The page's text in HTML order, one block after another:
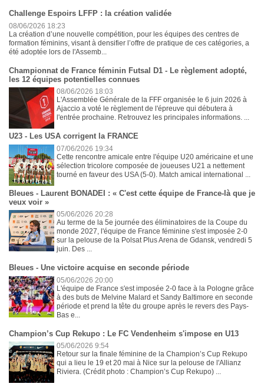
Challenge Espoirs LFFP : la création validée
08/06/2026 18:23
La création d’une nouvelle compétition, pour les équipes des centres de
formation féminins, visant à densifier l’offre de pratique de ces catégories, a
été adoptée lors de l'Assemb...
Championnat de France féminin Futsal D1 - Le règlement adopté,
les 12 équipes potentielles connues
08/06/2026 18:03
L'Assemblée Générale de la FFF organisée le 6 juin 2026 à
Ajaccio a voté le règlement de l'épreuve qui débutera à
l'entrée prochaine. Retrouvez les principales informations. ...
U23 - Les USA corrigent la FRANCE
07/06/2026 19:34
Cette rencontre amicale entre l'équipe U20 américaine et une
sélection tricolore composée de joueuses U21 a nettement
tourné en faveur des USA (5-0). Match amical international ...
Bleues - Laurent BONADEI : « C'est cette équipe de France-là que je
veux voir »
05/06/2026 20:28
Au terme de la 5e journée des éliminatoires de la Coupe du
monde 2027, l'équipe de France féminine s'est imposée 2-0
sur la pelouse de la Polsat Plus Arena de Gdansk, vendredi 5
juin. Des ...
Bleues - Une victoire acquise en seconde période
05/06/2026 20:00
L'équipe de France s'est imposée 2-0 face à la Pologne grâce
à des buts de Melvine Malard et Sandy Baltimore en seconde
période et prend la tête du groupe après le revers des Pays-
Bas e...
Champion’s Cup Rekupo : Le FC Vendenheim s'impose en U13
05/06/2026 9:54
Retour sur la finale féminine de la Champion’s Cup Rekupo
qui a lieu le 19 et 20 mai à Nice sur la pelouse de l'Allianz
Riviera. (Crédit photo : Champion’s Cup Rekupo) ...